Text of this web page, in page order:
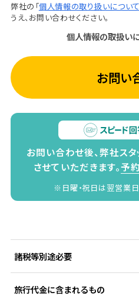
弊社の「個人情報の取り扱いについて
うえ、お問い合わせください。
個人情報の取扱い
お問い
お問い合わせ後、弊社ス
させていただきます。予
※日曜・祝日は翌営業日
諸税等別途必要
旅行代金に含まれるもの